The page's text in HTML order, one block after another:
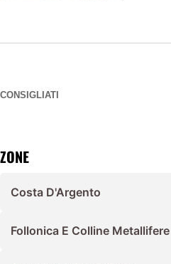
CONSIGLIATI
ZONE
Costa D'Argento
Follonica E Colline Metallifere